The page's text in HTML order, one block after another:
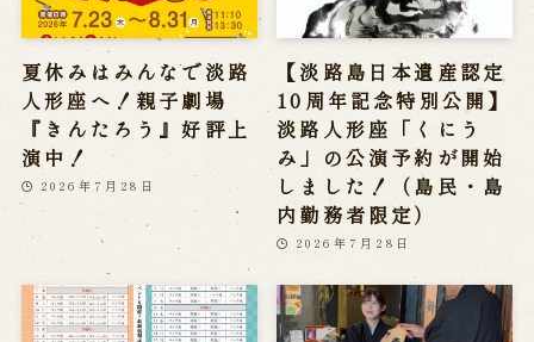
夏休みはみんなで淡路
人形座へ！親子劇場
『きんたろう』好評上
演中！
2026年7月28日
【淡路島日本遺産認定
10周年記念特別公開】
淡路人形座「くにう
み」の公演予約が開始
しました！（島民・島
内勤務者限定）
2026年7月28日